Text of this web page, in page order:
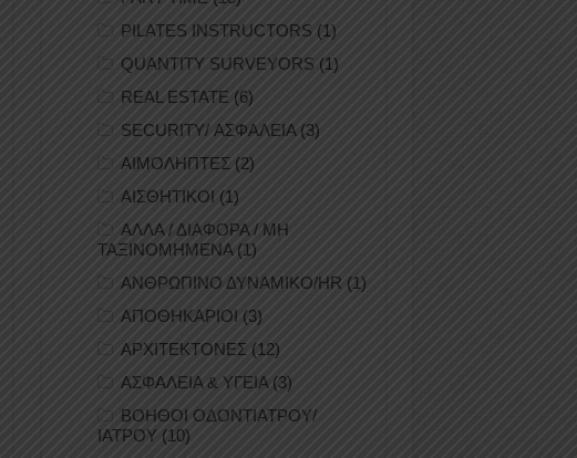
PILATES INSTRUCTORS (1)
QUANTITY SURVEYORS (1)
REAL ESTATE (6)
SECURITY/ ΑΣΦΑΛΕΙΑ(3)
ΑΙΜΟΛΗΠΤΕΣ (2)
ΑΙΣΘΗΤΙΚΟΙ (1)
ΑΛΛΑ / ΔΙΑΦΟΡΑ / ΜΗ
ΤΑΞΙΝΟΜΗΜΕΝΑ(1)
ΑΝΘΡΩΠΙΝΟ ΔΥΝΑΜΙΚΟ/HR (1)
ΑΠΟΘΗΚΑΡΙΟΙ (3)
ΑΡΧΙΤΕΚΤΟΝΕΣ (12)
ΑΣΦΑΛΕΙΑ & ΥΓΕΙΑ (3)
ΒΟΗΘΟΙ ΟΔΟΝΤΙΑΤΡΟΥ/
ΙΑΤΡΟΥ(10)